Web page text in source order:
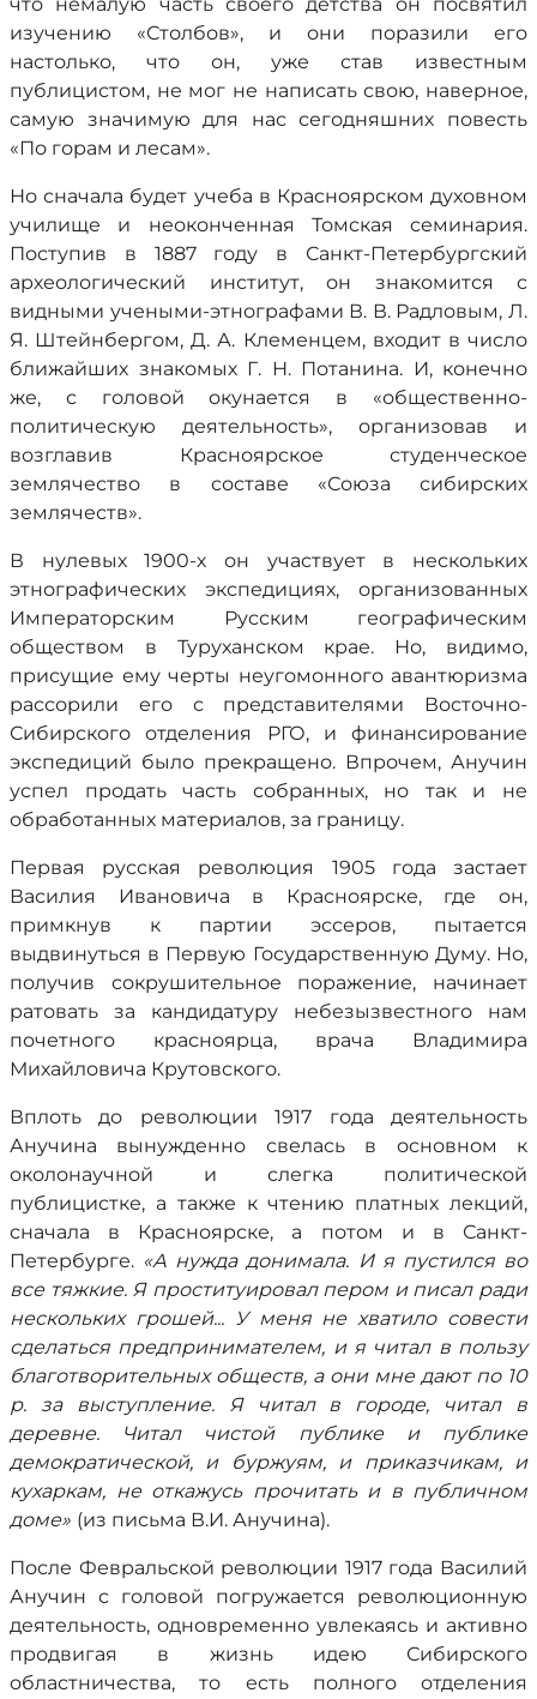
изучению «Столбов», и они поразили его
настолько, что он, уже став известным
публицистом, не мог не написать свою, наверное,
самую значимую для нас сегодняшних повесть
«По горам и лесам».
Но сначала будет учеба в Красноярском духовном
училище и неоконченная Томская семинария.
Поступив в 1887 году в Санкт-Петербургский
археологический институт, он знакомится с
видными учеными-этнографами В. В. Радловым, Л.
Я. Штейнбергом, Д. А. Клеменцем, входит в число
ближайших знакомых Г. Н. Потанина. И, конечно
же, с головой окунается в «общественно-
политическую деятельность», организовав и
возглавив Красноярское студенческое
землячество в составе «Союза сибирских
землячеств».
В нулевых 1900-х он участвует в нескольких
этнографических экспедициях, организованных
Императорским Русским географическим
обществом в Туруханском крае. Но, видимо,
присущие ему черты неугомонного авантюризма
рассорили его с представителями Восточно-
Сибирского отделения РГО, и финансирование
экспедиций было прекращено. Впрочем, Анучин
успел продать часть собранных, но так и не
обработанных материалов, за границу.
Первая русская революция 1905 года застает
Василия Ивановича в Красноярске, где он,
примкнув к партии эссеров, пытается
выдвинуться в Первую Государственную Думу. Но,
получив сокрушительное поражение, начинает
ратовать за кандидатуру небезызвестного нам
почетного красноярца, врача Владимира
Михайловича Крутовского.
Вплоть до революции 1917 года деятельность
Анучина вынужденно свелась в основном к
околонаучной и слегка политической
публицистке, а также к чтению платных лекций,
сначала в Красноярске, а потом и в Санкт-
Петербурге. «А нужда донимала. И я пустился во
все тяжкие. Я проституировал пером и писал ради
нескольких грошей... У меня не хватило совести
сделаться предпринимателем, и я читал в пользу
благотворительных обществ, а они мне дают по 10
р. за выступление. Я читал в городе, читал в
деревне. Читал чистой публике и публике
демократической, и буржуям, и приказчикам, и
кухаркам, не откажусь прочитать и в публичном
доме» (из письма В.И. Анучина).
После Февральской революции 1917 года Василий
Анучин с головой погружается революционную
деятельность, одновременно увлекаясь и активно
продвигая в жизнь идею Сибирского
областничества, то есть полного отделения